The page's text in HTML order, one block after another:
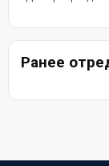
Ранее